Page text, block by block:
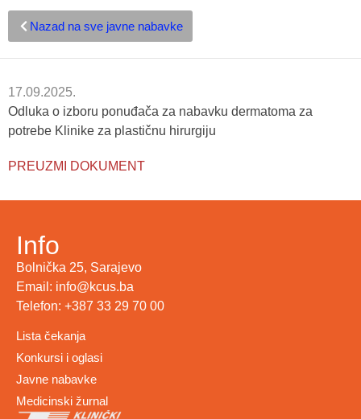
Nazad na sve javne nabavke
17.09.2025.
Odluka o izboru ponuđača za nabavku dermatoma za
potrebe Klinike za plastičnu hirurgiju
PREUZMI DOKUMENT
Info
Bolnička 25, Sarajevo
Email: info@kcus.ba
Telefon: +387 33 29 70 00
Lista čekanja
Konkursi i oglasi
Javne nabavke
Medicinski žurnal